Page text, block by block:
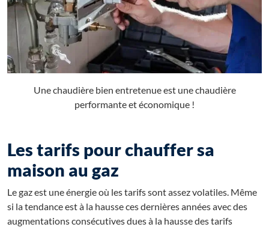
Une chaudière bien entretenue est une chaudière
performante et économique !
Les tarifs pour chauffer sa
maison au gaz
Le gaz est une énergie où les tarifs sont assez volatiles. Même
si la tendance est à la hausse ces dernières années avec des
augmentations consécutives dues à la hausse des tarifs